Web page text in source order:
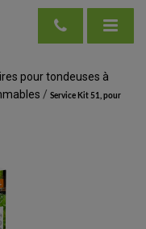
pour tondeuses à
/ Service Kit 51, pour